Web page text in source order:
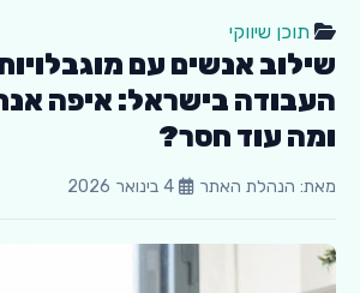
תוכן שיווקי
שילוב אנשים עם
העבודה בישראל: איפה
ומה עוד חסר?
מאת: הנהלת האתר